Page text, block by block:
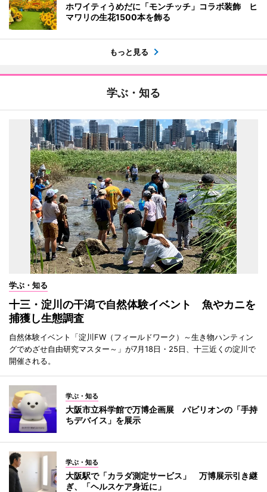
ホワイティうめだに「モンチッチ」コラボ装飾 ヒ
マワリの生花1500本を飾る
もっと見る
学ぶ・知る
学ぶ・知る
十三・淀川の干潟で自然体験イベント 魚やカニを
捕獲し生態調査
自然体験イベント「淀川FW（フィールドワーク）～生き物ハンティン
グでめざせ自由研究マスター～」が7月18日・25日、十三近くの淀川で
開催される。
学ぶ・知る
大阪市立科学館で万博企画展 パビリオンの「手持
ちデバイス」を展示
学ぶ・知る
大阪駅で「カラダ測定サービス」 万博展示引き継
ぎ、「ヘルスケア身近に」